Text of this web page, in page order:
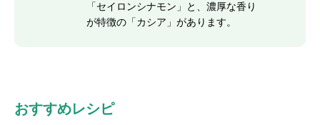
「セイロンシナモン」と、濃厚な香り
が特徴の「カシア」があります。
おすすめレシピ